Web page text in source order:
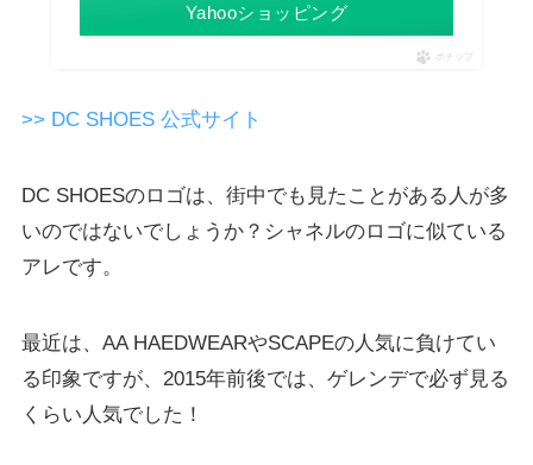
Yahooショッピング
ポチップ
>> DC SHOES 公式サイト
DC SHOESのロゴは、街中でも見たことがある人が多
いのではないでしょうか？シャネルのロゴに似ている
アレです。
最近は、AA HAEDWEARやSCAPEの人気に負けてい
る印象ですが、2015年前後では、ゲレンデで必ず見る
くらい人気でした！